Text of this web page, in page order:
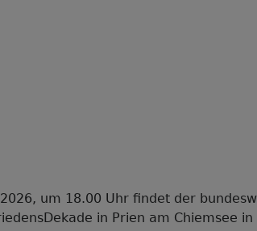
um 18.00 Uhr findet der
in Prien am Chiemsee in